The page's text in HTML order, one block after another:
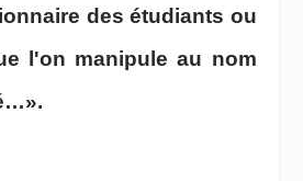
des étudiants ou
l'on manipule au nom